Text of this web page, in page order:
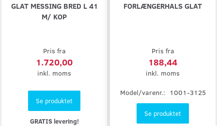
GLAT MESSING BRED L 41
M/ KOP
Pris fra
1.720,00
inkl. moms
Se produktet
GRATIS levering!
FORLÆNGERHALS GLAT
Pris fra
188,44
inkl. moms
Model/varenr.: 1001-3125
Se produktet